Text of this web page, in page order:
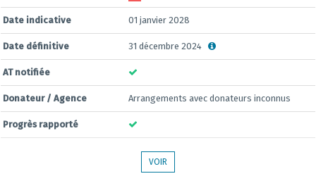
Date indicative 01 janvier 2028
Date définitive 31 décembre 2024
AT notifiée
Donateur / Agence Arrangements avec donateurs inconnus
Progrès rapporté
VOIR